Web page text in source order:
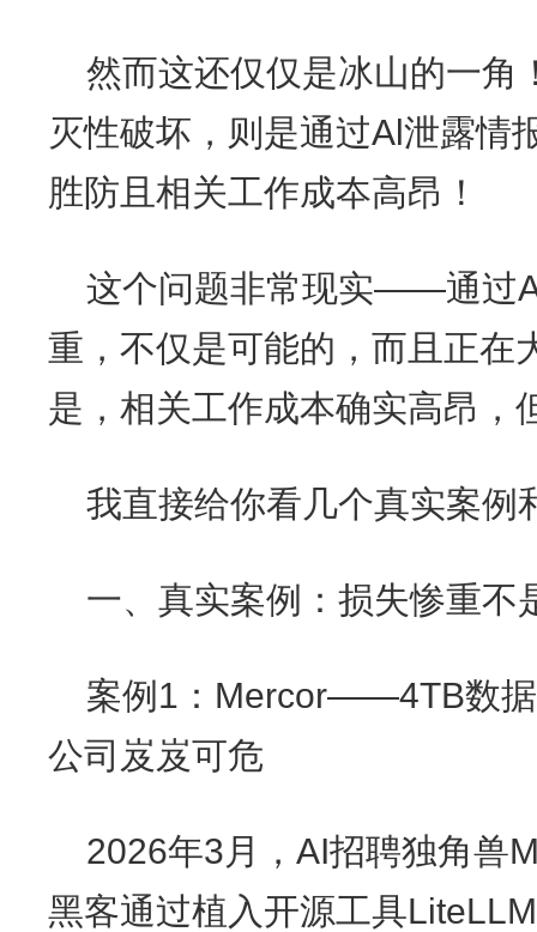
然而这还仅仅是冰山的一角
灭性破坏，则是通过Al泄露情
胜防且相关工作成夲高昂！
这个问题非常现实——通过
重，不仅是可能的，而且正在
是，相关工作成本确实高昂，
我直接给你看几个真实案例
一、真实案例：损失惨重不
案例1：Mercor——4TB数
公司岌岌可危
2026年3月，AI招聘独角兽
黑客通过植入开源工具